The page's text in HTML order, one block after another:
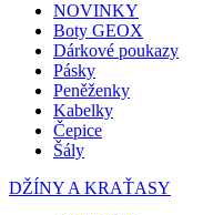
NOVINKY
Boty GEOX
Dárkové poukazy
Pásky
Peněženky
Kabelky
Čepice
Šály
DŽÍNY A KRAŤASY